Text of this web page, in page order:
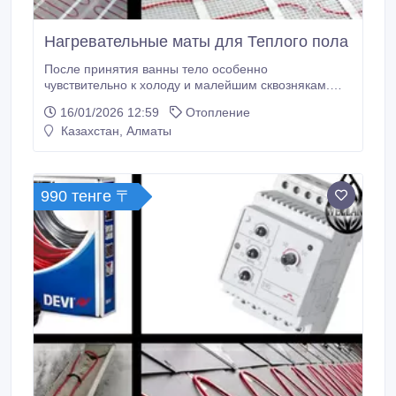
Нагревательные маты для Теплого пола
После принятия ванны тело особенно
чувствительно к холоду и малейшим сквознякам.
помогает электрический теплый пол, который
равномерно распределяет тепло по помещению.
следствие, исключение возникновения грибка.
16/01/2026 12:59
Отопление
Казахстан, Алматы
990 тенге 〒